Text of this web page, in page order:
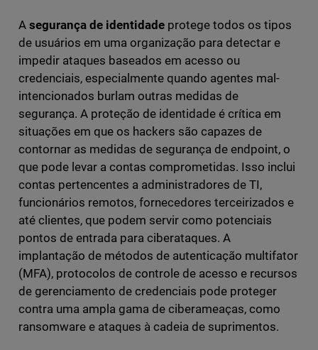
A segurança de identidadeprotege todos os tipos
de usuários em uma organização para detectar e
impedir ataques baseados em acesso ou
credenciais, especialmente quando agentes mal-
intencionados burlam outras medidas de
segurança. A proteção de identidade é crítica em
situações em que os hackers são capazes de
contornar as medidas de segurança de endpoint, o
que pode levar a contas comprometidas. Isso inclui
contas pertencentes a administradores de TI,
funcionários remotos, fornecedores terceirizados e
até clientes, que podem servir como potenciais
pontos de entrada para ciberataques. A
implantação de métodos de autenticação multifator
(MFA), protocolos de controle de acesso e recursos
de gerenciamento de credenciais pode proteger
contra uma ampla gama de ciberameaças, como
ransomware e ataques à cadeia de suprimentos.